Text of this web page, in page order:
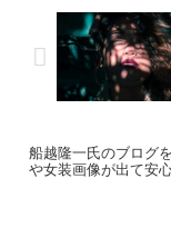
船越隆一氏のブログ
や女装画像が出て安